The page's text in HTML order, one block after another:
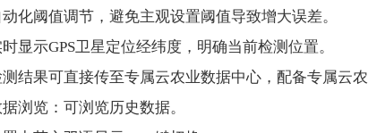
化阈值调节，避免主观设置阈值导致增大误差。
显示GPS卫星定位经纬度，明确当前检测位置。
结果可直接传至专属云农业数据中心，配备专属云农
浏览：可浏览历史数据。